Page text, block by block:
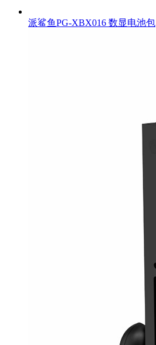
派鲨鱼PG-XBX016 数显电池包